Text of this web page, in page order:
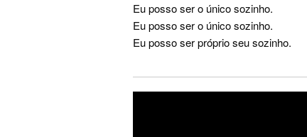
Eu posso ser o único sozinho.
Eu posso ser o único sozinho.
Eu posso ser próprio seu sozinho.